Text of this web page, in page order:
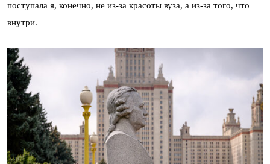
поступала я, конечно, не из-за красоты вуза, а из-за того, что
внутри.